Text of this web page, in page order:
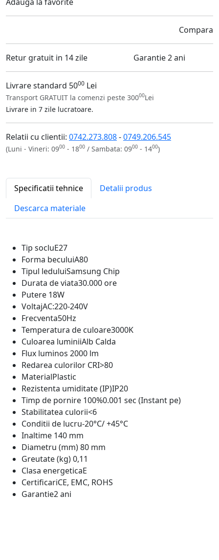
Compara
Retur gratuit in 14 zile Garantie 2 ani
Livrare standard 5000 Lei
Transport GRATUIT la comenzi peste 30000Lei
Livrare in 7 zile lucratoare.
Relatii cu clientii: 0742.273.808-0749.206.545
(Luni - Vineri: 0900 - 1800 / Sambata: 0900 - 1400)
Specificatii tehnice
Detalii produs
Descarca materiale
Tip socluE27
Forma beculuiA80
Tipul leduluiSamsung Chip
Durata de viata30.000 ore
Putere 18W
VoltajAC:220-240V
Frecventa50Hz
Temperatura de culoare3000K
Culoarea luminiiAlb Calda
Flux luminos 2000 lm
Redarea culorilor CRI>80
MaterialPlastic
Rezistenta umiditate (IP)IP20
Timp de pornire 100%0.001 sec (Instant pe)
Stabilitatea culorii<6
Conditii de lucru-20°C/ +45°C
Inaltime 140 mm
Diametru (mm)80 mm
Greutate (kg)0,11
Clasa energeticaE
CertificariCE, EMC, ROHS
Garantie2 ani